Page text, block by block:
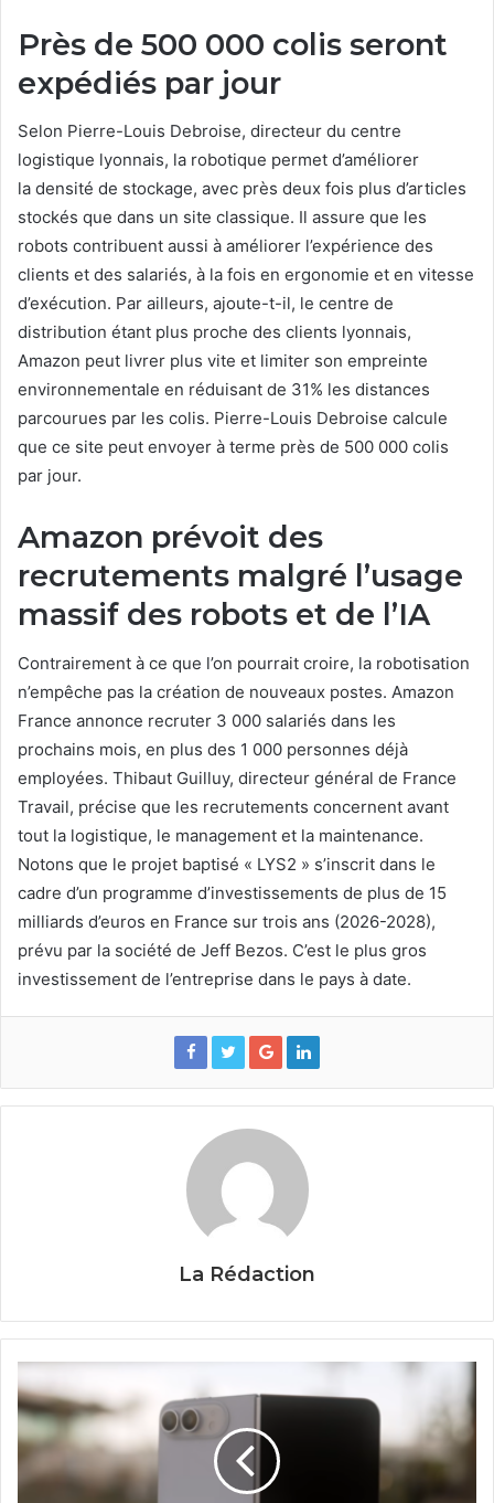
Près de 500 000 colis seront
expédiés par jour
Selon Pierre-Louis Debroise, directeur du centre
logistique lyonnais, la robotique permet d’améliorer
la densité de stockage, avec près deux fois plus d’articles
stockés que dans un site classique. Il assure que les
robots contribuent aussi à améliorer l’expérience des
clients et des salariés, à la fois en ergonomie et en vitesse
d’exécution. Par ailleurs, ajoute-t-il, le centre de
distribution étant plus proche des clients lyonnais,
Amazon peut livrer plus vite et limiter son empreinte
environnementale en réduisant de 31% les distances
parcourues par les colis. Pierre-Louis Debroise calcule
que ce site peut envoyer à terme près de 500 000 colis
par jour.
Amazon prévoit des
recrutements malgré l’usage
massif des robots et de l’IA
Contrairement à ce que l’on pourrait croire, la robotisation
n’empêche pas la création de nouveaux postes. Amazon
France annonce recruter 3 000 salariés dans les
prochains mois, en plus des 1 000 personnes déjà
employées. Thibaut Guilluy, directeur général de France
Travail, précise que les recrutements concernent avant
tout la logistique, le management et la maintenance.
Notons que le projet baptisé « LYS2 » s’inscrit dans le
cadre d’un programme d’investissements de plus de 15
milliards d’euros en France sur trois ans (2026-2028),
prévu par la société de Jeff Bezos. C’est le plus gros
investissement de l’entreprise dans le pays à date.
La Rédaction